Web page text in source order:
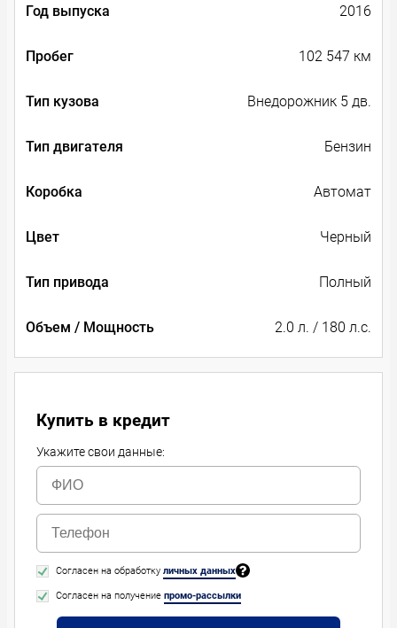
Год выпуска 2016
Пробег 102 547 км
Тип кузова Внедорожник 5 дв.
Тип двигателя Бензин
Коробка Автомат
Цвет Черный
Тип привода Полный
Объем / Мощность 2.0 л. / 180 л.с.
Купить в кредит
Укажите свои данные:
Согласен на обработку личных данных
Согласен на получение промо-рассылки